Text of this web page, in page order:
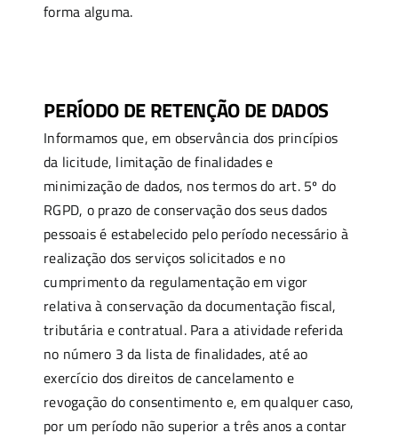
forma alguma.
PERÍODO DE RETENÇÃO DE DADOS
Informamos que, em observância dos princípios
da licitude, limitação de finalidades e
minimização de dados, nos termos do art. 5º do
RGPD, o prazo de conservação dos seus dados
pessoais é estabelecido pelo período necessário à
realização dos serviços solicitados e no
cumprimento da regulamentação em vigor
relativa à conservação da documentação fiscal,
tributária e contratual. Para a atividade referida
no número 3 da lista de finalidades, até ao
exercício dos direitos de cancelamento e
revogação do consentimento e, em qualquer caso,
por um período não superior a três anos a contar